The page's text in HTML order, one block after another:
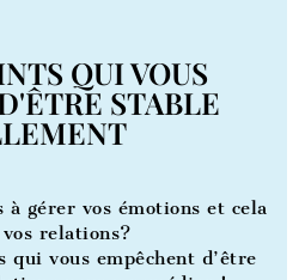
QUI VOUS
STABLE
à gérer vos émotions et cela
relations?
qui vous empêchent d’être